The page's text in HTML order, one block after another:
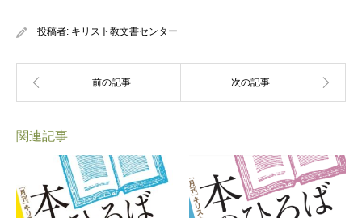
投稿者: キリスト教文書センター
関連記事